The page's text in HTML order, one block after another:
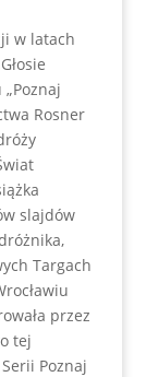
w latach
Rosner
slajdów
Targach
przez
tej
Poznaj